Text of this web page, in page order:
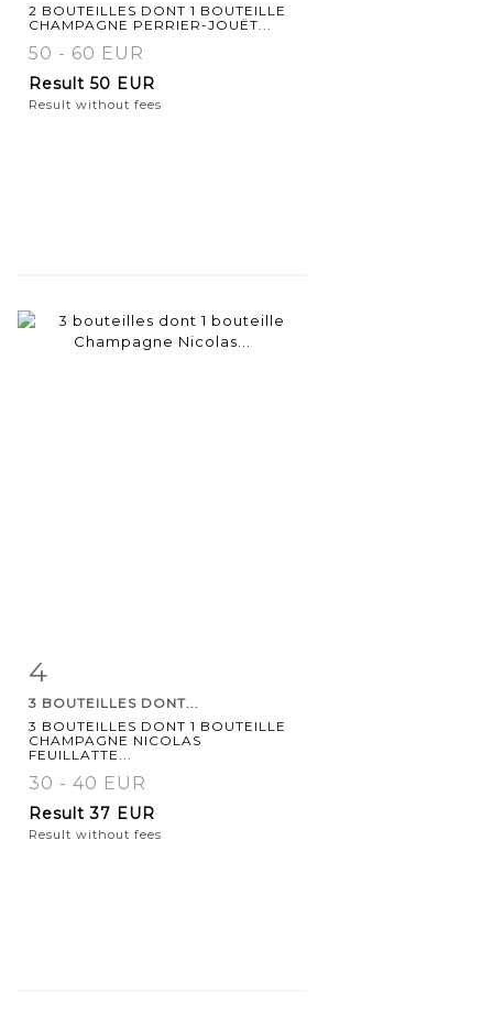
2 BOUTEILLES DONT 1 BOUTEILLE
CHAMPAGNE PERRIER-JOUËT...
50 - 60 EUR
Result 50 EUR
Result without fees
4
3 BOUTEILLES DONT...
3 BOUTEILLES DONT 1 BOUTEILLE
CHAMPAGNE NICOLAS
FEUILLATTE...
30 - 40 EUR
Result37 EUR
Result without fees